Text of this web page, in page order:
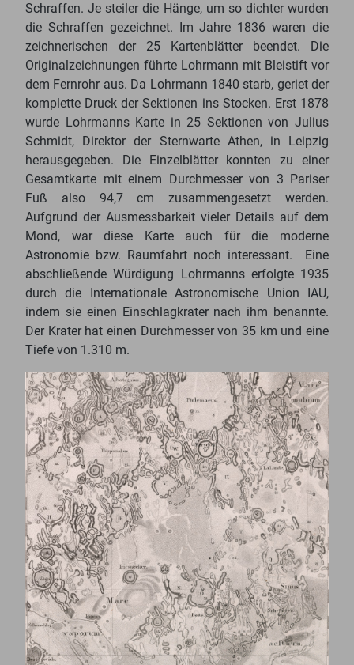
Schraffen. Je steiler die Hänge, um so dichter wurden
die Schraffen gezeichnet. Im Jahre 1836 waren die
zeichnerischen der 25 Kartenblätter beendet. Die
Originalzeichnungen führte Lohrmann mit Bleistift vor
dem Fernrohr aus. Da Lohrmann 1840 starb, geriet der
komplette Druck der Sektionen ins Stocken. Erst 1878
wurde Lohrmanns Karte in 25 Sektionen von Julius
Schmidt, Direktor der Sternwarte Athen, in Leipzig
herausgegeben. Die Einzelblätter konnten zu einer
Gesamtkarte mit einem Durchmesser von 3 Pariser
Fuß also 94,7 cm zusammengesetzt werden.
Aufgrund der Ausmessbarkeit vieler Details auf dem
Mond, war diese Karte auch für die moderne
Astronomie bzw. Raumfahrt noch interessant. Eine
abschließende Würdigung Lohrmanns erfolgte 1935
durch die Internationale Astronomische Union IAU,
indem sie einen Einschlagkrater nach ihm benannte.
Der Krater hat einen Durchmesser von 35 km und eine
Tiefe von 1.310 m.